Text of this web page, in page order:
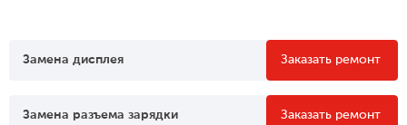
Замена дисплея Заказать ремонт
Замена разъема зарядки Заказать ремонт